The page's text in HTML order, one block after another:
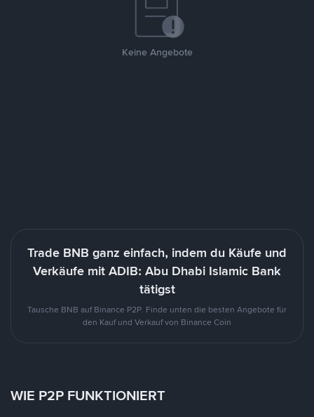
Keine Angebote
Trade BNB ganz einfach, indem du Käufe und
Verkäufe mit ADIB: Abu Dhabi Islamic Bank
tätigst
Tausche BNB auf Binance P2P. Finde unten die besten Angebote für
den Kauf und Verkauf von Binance Coin
WIE P2P FUNKTIONIERT